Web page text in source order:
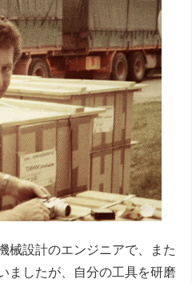
械設計のエンジニアで、また
ましたが、自分の工具を研磨